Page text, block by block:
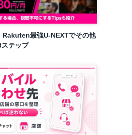
Rakuten最強U-NEXTでその他
テップ